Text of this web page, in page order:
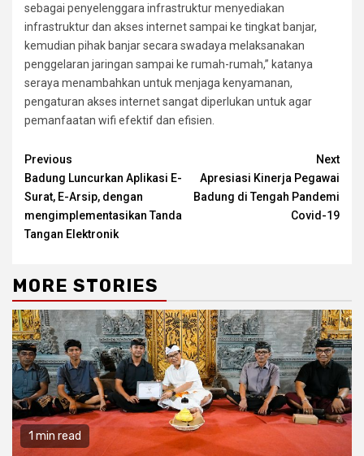
sebagai penyelenggara infrastruktur menyediakan
infrastruktur dan akses internet sampai ke tingkat banjar,
kemudian pihak banjar secara swadaya melaksanakan
penggelaran jaringan sampai ke rumah-rumah,” katanya
seraya menambahkan untuk menjaga kenyamanan,
pengaturan akses internet sangat diperlukan untuk agar
pemanfaatan wifi efektif dan efisien.
Continue
Reading
Previous
Badung Luncurkan Aplikasi E-
Surat, E-Arsip, dengan
mengimplementasikan Tanda
Tangan Elektronik
Next
Apresiasi Kinerja Pegawai
Badung di Tengah Pandemi
Covid-19
MORE STORIES
1 min read